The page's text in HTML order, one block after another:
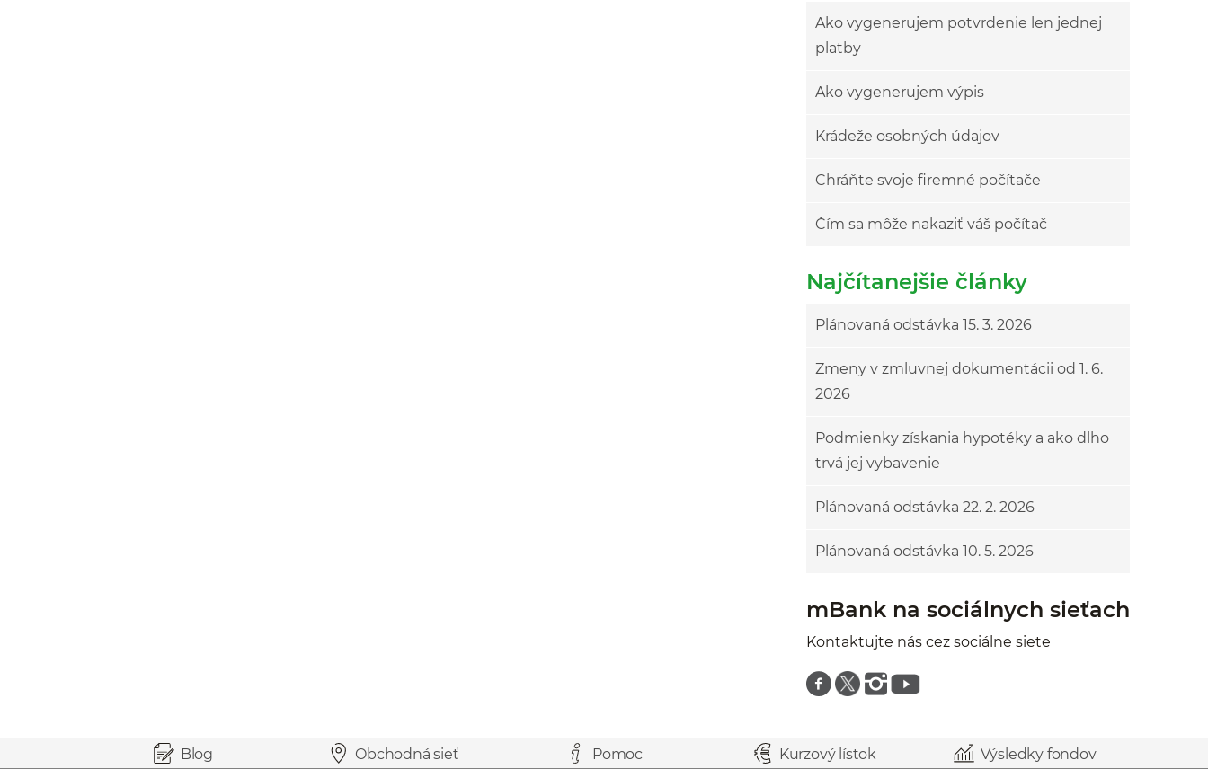
Ako vygenerujem potvrdenie len jednej
platby
Ako vygenerujem výpis
Krádeže osobných údajov
Chráňte svoje firemné počítače
Čím sa môže nakaziť váš počítač
Najčítanejšie články
Plánovaná odstávka 15. 3. 2026
Zmeny v zmluvnej dokumentácii od 1. 6.
2026
Podmienky získania hypotéky a ako dlho
trvá jej vybavenie
Plánovaná odstávka 22. 2. 2026
Plánovaná odstávka 10. 5. 2026
mBank na sociálnych sieťach
Kontaktujte nás cez sociálne siete
Znajdź nas na facebooku
Znajdź nas na twitterze
Znajdź nas na instagramie
Znajdź nas na youtube
Blog Obchodná sieť Pomoc Kurzový lístok Výsledky fondov